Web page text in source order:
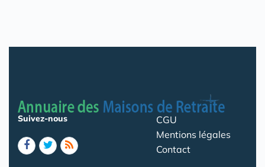
Suivez-nous
CGU
Mentions légales
Contact